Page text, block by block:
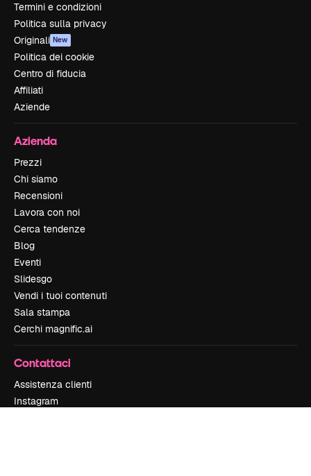
Termini e condizioni
Politica sulla privacy
Originali New
Politica dei cookie
Centro di fiducia
Affiliati
Aziende
Azienda
Prezzi
Chi siamo
Recensioni
Lavora con noi
Cerca tendenze
Blog
Eventi
Slidesgo
Vendi i tuoi contenuti
Sala stampa
Cerchi magnific.ai
Contattaci
Assistenza clienti
Instagram